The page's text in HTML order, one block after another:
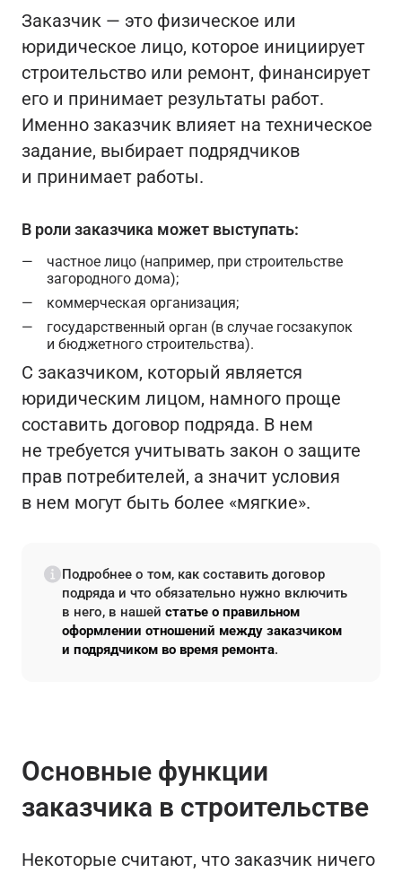
Заказчик — это физическое или
юридическое лицо, которое инициирует
строительство или ремонт, финансирует
его и принимает результаты работ.
Именно заказчик влияет на техническое
задание, выбирает подрядчиков
и принимает работы.
В роли заказчика может выступать:
частное лицо (например, при строительстве
загородного дома);
коммерческая организация;
государственный орган (в случае госзакупок
и бюджетного строительства).
С заказчиком, который является
юридическим лицом, намного проще
составить договор подряда. В нем
не требуется учитывать закон о защите
прав потребителей, а значит условия
в нем могут быть более «мягкие».
Подробнее о том, как составить договор
подряда и что обязательно нужно включить
в него, в нашей статье о правильном
оформлении отношений между заказчиком
и подрядчиком во время ремонта.
Основные функции
заказчика в строительстве
Некоторые считают, что заказчик ничего